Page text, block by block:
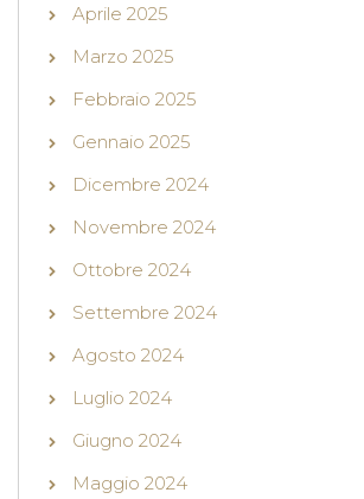
Aprile 2025
Marzo 2025
Febbraio 2025
Gennaio 2025
Dicembre 2024
Novembre 2024
Ottobre 2024
Settembre 2024
Agosto 2024
Luglio 2024
Giugno 2024
Maggio 2024